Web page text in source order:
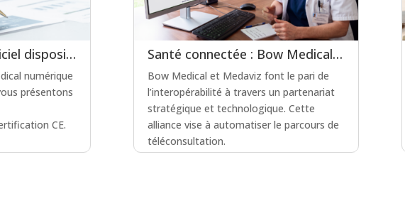
Matériovigilance logiciel dispositif médical : un levier clé pour la certification en soins critiques
numérique
présentons
CE.
Santé connectée : Bow Medical et Medaviz scellent une alliance technologique
Bow Medical et Medaviz font le pari de
l’interopérabilité à travers un partenariat
stratégique et technologique. Cette
alliance vise à automatiser le parcours de
téléconsultation.
lire plus